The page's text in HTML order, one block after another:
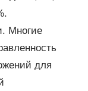
Многие
для